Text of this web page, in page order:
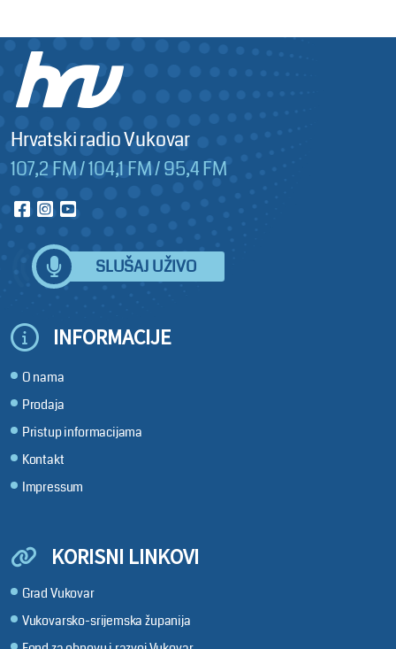
Hrvatski radio Vukovar
107,2 FM / 104,1 FM / 95,4 FM
SLUŠAJ UŽIVO
INFORMACIJE
O nama
Prodaja
Pristup informacijama
Kontakt
Impressum
KORISNI LINKOVI
Grad Vukovar
Vukovarsko-srijemska županija